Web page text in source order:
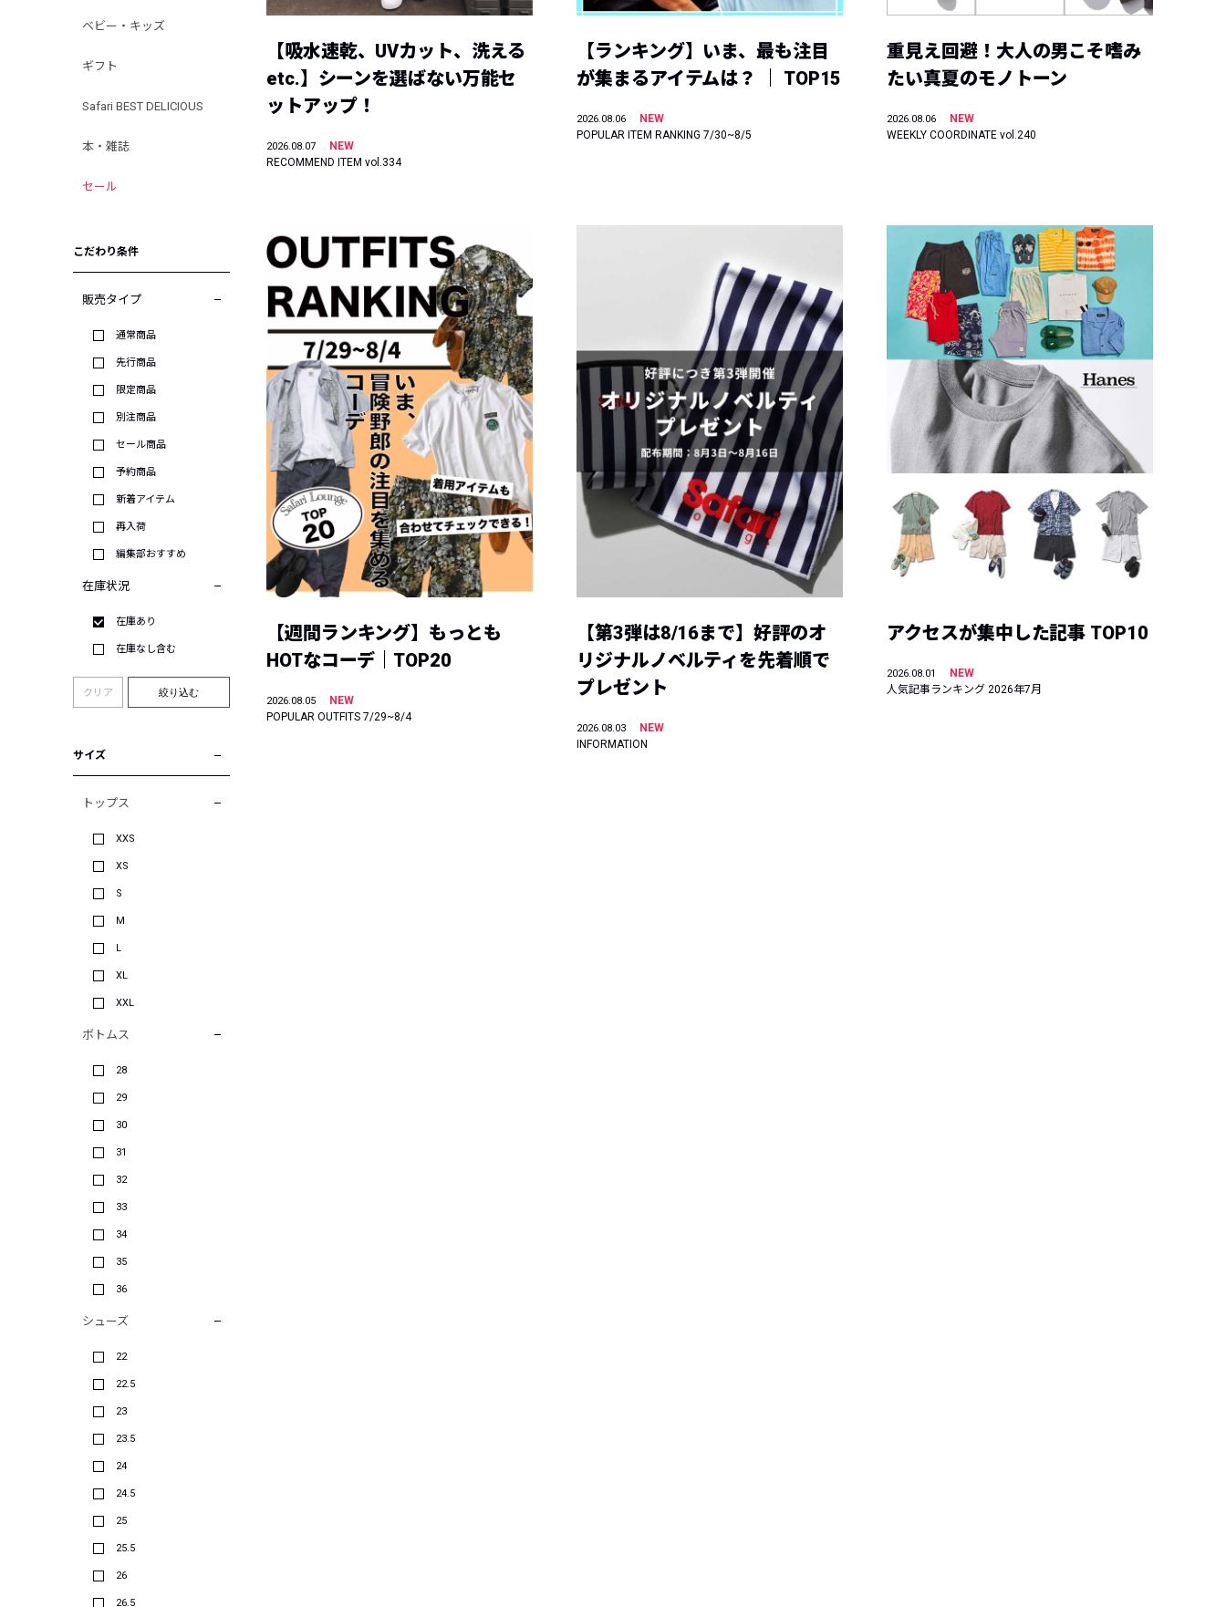
ベビー・キッズ
ギフト
Safari BEST DELICIOUS
本・雑誌
セール
こだわり条件
販売タイプ
通常商品
先行商品
限定商品
別注商品
セール商品
予約商品
新着アイテム
再入荷
編集部おすすめ
在庫状況
在庫あり
在庫なし含む
クリア 絞り込む
サイズ
トップス
XXS
XS
S
M
L
XL
XXL
ボトムス
28
29
30
31
32
33
34
35
36
シューズ
22
22.5
23
23.5
24
24.5
25
25.5
26
26.5
【吸水速乾、UVカット、洗える
etc.】シーンを選ばない万能セ
ットアップ！
2026.08.07
NEW
RECOMMEND ITEM vol.334
【ランキング】いま、最も注目
が集まるアイテムは？ ｜ TOP15
2026.08.06
NEW
POPULAR ITEM RANKING 7/30~8/5
重見え回避！大人の男こそ嗜み
たい真夏のモノトーン
2026.08.06
NEW
WEEKLY COORDINATE vol.240
【週間ランキング】もっとも
HOTなコーデ｜TOP20
2026.08.05
NEW
POPULAR OUTFITS 7/29~8/4
【第3弾は8/16まで】好評のオ
リジナルノベルティを先着順で
プレゼント
2026.08.03
NEW
INFORMATION
アクセスが集中した記事 TOP10
2026.08.01
NEW
人気記事ランキング 2026年7月